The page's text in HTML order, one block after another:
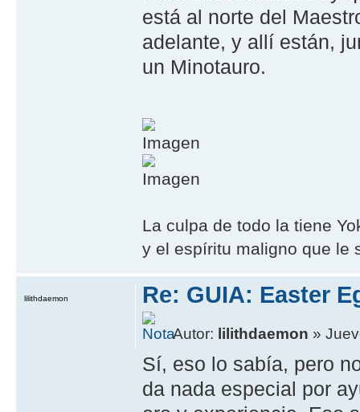
está al norte del
adelante, y allí están,
un Minotauro.
La culpa de todo la tiene
y el espíritu maligno que le
Re: GUIA: Easter
Autor: lilithdaemon »
Sí, eso lo sabía, pero
da nada especial por
lilithdaemon